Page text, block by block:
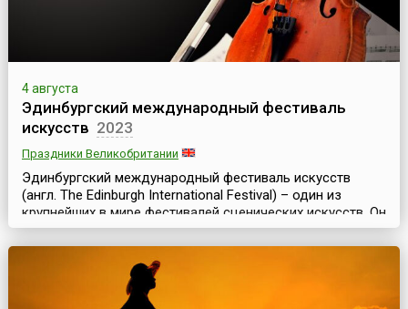
4 августа
Эдинбургский международный фестиваль
искусств 2023
Праздники Великобритании
Эдинбургский международный фестиваль искусств
(англ. The Edinburgh International Festival) – один из
крупнейших в мире фестивалей сценических искусств. Он
проходит в столице Шотландии ежегодно в августе и
длится почти месяц. Эдинбургский фестиваль уникален
тем, что здесь одновременно представлены
театральное, оперное, танцевальное и музыкальное
искусства. Он включает в себя концерты классическ...